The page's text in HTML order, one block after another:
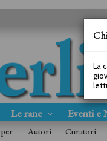
Le rane Eventi e
Autori Curatori
La